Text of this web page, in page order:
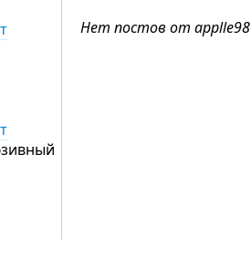
Нет постов от applle98